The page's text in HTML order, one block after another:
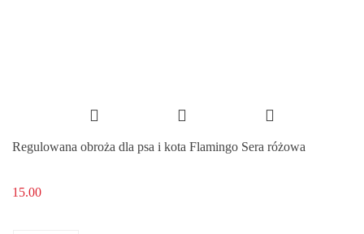
Regulowana obroża dla psa i kota Flamingo Sera różowa
15.00